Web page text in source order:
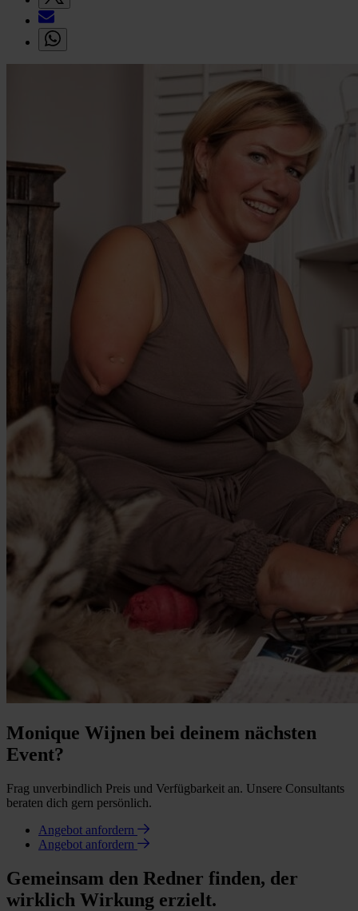
Monique Wijnen bei deinem nächsten
Event?
Frag unverbindlich Preis und Verfügbarkeit an. Unsere Consultants
beraten dich gern persönlich.
Angebot anfordern
Angebot anfordern
Gemeinsam den Redner finden, der
wirklich Wirkung erzielt.